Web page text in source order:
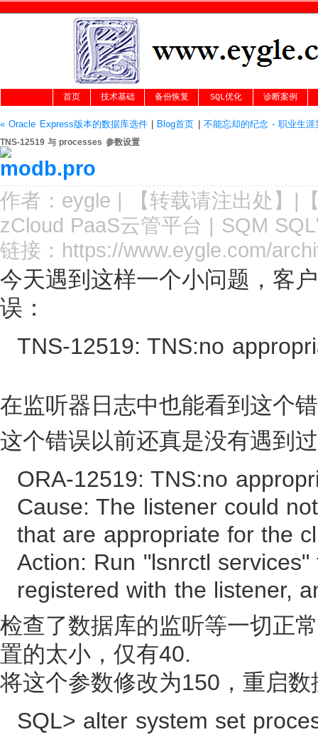
首页 技术基础 备份恢复 SQL优化 诊断案例
« Oracle Express版本的数据库选件| Blog首页 不能忘却的纪念 - 职业生
TNS-12519 与 processes 参数设置
作者： eygle | 【转载请注出处 】|
zCloud PaaS云管平台 | SQM
链接： https://www.eygle.com/
今天遇到这样一个小问题，客
误：
TNS-12519: TNS:no
在监听器日志中也能看到这个
这个错误以前还真是没有遇到
ORA-12519: TNS:no
Cause: The listener could
that are appropriate for the
Action: Run "lsnrctl
registered with the listener,
检查了数据库的监听等一切正
置的太小，仅有40.
将这个参数修改为150，重启
SQL> alter system set